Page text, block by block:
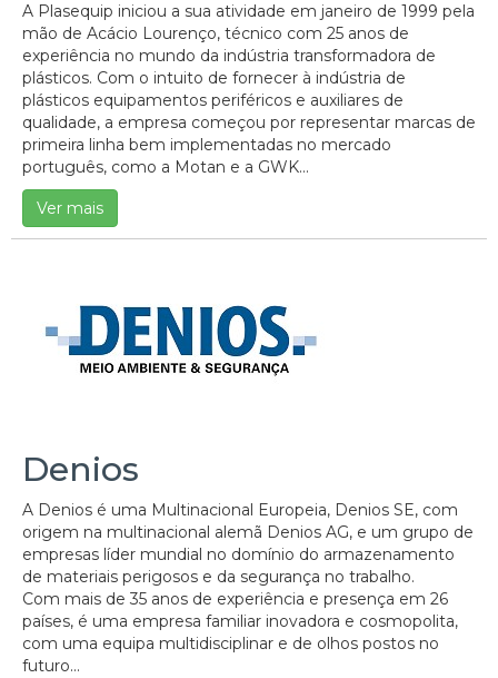
A Plasequip iniciou a sua atividade em janeiro de 1999 pela
mão de Acácio Lourenço, técnico com 25 anos de
experiência no mundo da indústria transformadora de
plásticos. Com o intuito de fornecer à indústria de
plásticos equipamentos periféricos e auxiliares de
qualidade, a empresa começou por representar marcas de
primeira linha bem implementadas no mercado
português, como a Motan e a GWK...
Ver mais
Denios
A Denios é uma Multinacional Europeia, Denios SE, com
origem na multinacional alemã Denios AG, e um grupo de
empresas líder mundial no domínio do armazenamento
de materiais perigosos e da segurança no trabalho.
Com mais de 35 anos de experiência e presença em 26
países, é uma empresa familiar inovadora e cosmopolita,
com uma equipa multidisciplinar e de olhos postos no
futuro...